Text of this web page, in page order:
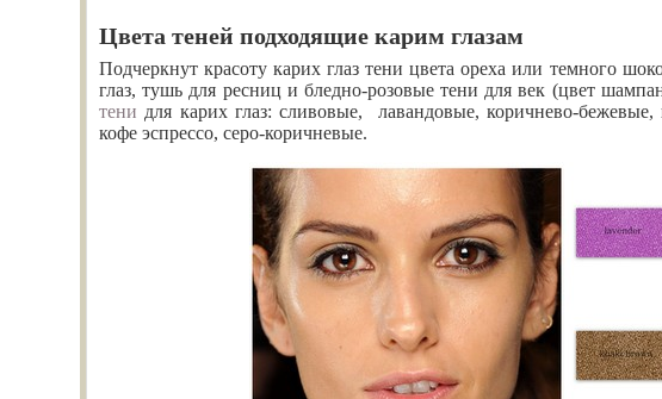
Цвета теней подходящие карим глазам
Подчеркнут красоту карих глаз тени цвета ореха или темного
глаз, тушь для ресниц и бледно-розовые тени для век (цвет
тени для карих глаз: сливовые, лавандовые, коричнево-
кофе эспрессо, серо-коричневые.